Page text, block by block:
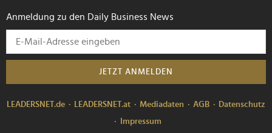
Anmeldung zu den Daily Business News
JETZT ANMELDEN
LEADERSNET.de LEADERSNET.at Mediadaten AGB
Datenschutz
Impressum